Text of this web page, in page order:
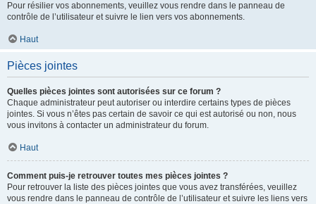
Pour résilier vos abonnements, veuillez vous rendre dans le panneau de
contrôle de l’utilisateur et suivre le lien vers vos abonnements.
Haut
Pièces jointes
Quelles pièces jointes sont autorisées sur ce forum ?
Chaque administrateur peut autoriser ou interdire certains types de pièces
jointes. Si vous n’êtes pas certain de savoir ce qui est autorisé ou non, nous
vous invitons à contacter un administrateur du forum.
Haut
Comment puis-je retrouver toutes mes pièces jointes ?
Pour retrouver la liste des pièces jointes que vous avez transférées, veuillez
vous rendre dans le panneau de contrôle de l’utilisateur et suivre les liens vers